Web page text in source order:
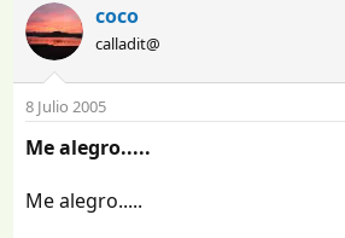
coco
calladit@
8 Julio 2005
Me alegro.....
Me alegro.....